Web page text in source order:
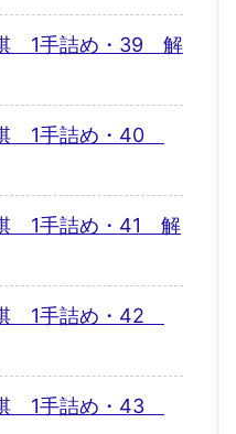
1手詰め・39 解
1手詰め・40
1手詰め・41 解
1手詰め・42
1手詰め・43